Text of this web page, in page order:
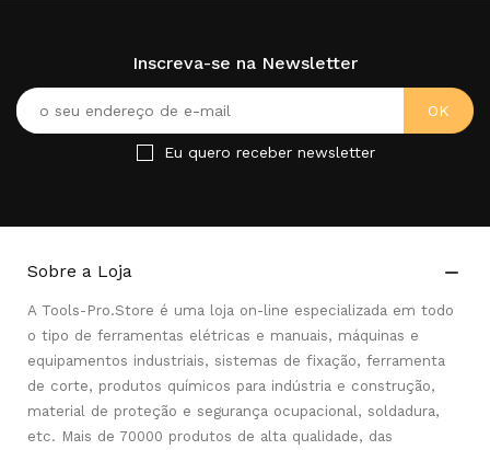
Inscreva-se na Newsletter
Eu quero receber newsletter
Sobre a Loja 
A Tools-Pro.Store é uma loja on-line especializada em todo
o tipo de ferramentas elétricas e manuais, máquinas e
equipamentos industriais, sistemas de fixação, ferramenta
de corte, produtos químicos para indústria e construção,
material de proteção e segurança ocupacional, soldadura,
etc. Mais de 70000 produtos de alta qualidade, das